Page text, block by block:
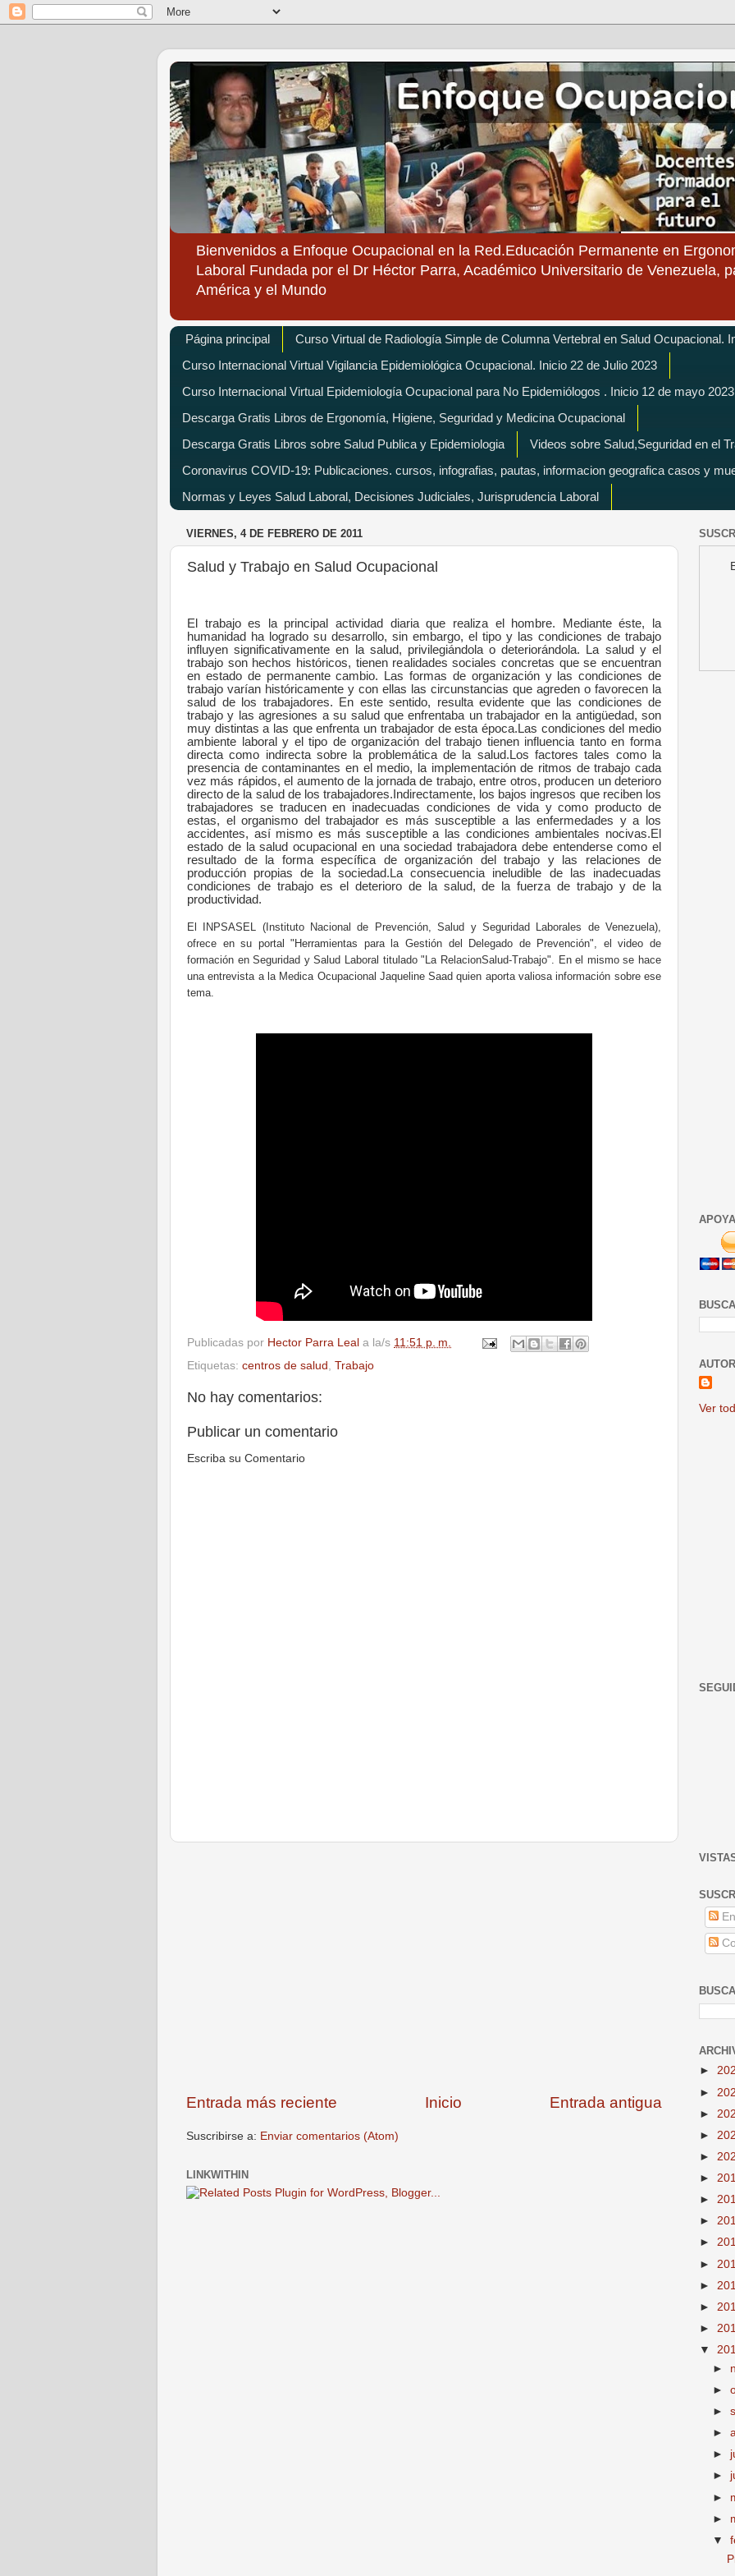
Bienvenidos a Enfoque Ocupacional en la Red.Educación Permanente en
Laboral Fundada por el Dr Héctor Parra, Académico Universitario de Venezuela,
América y el Mundo
Página principal
Curso Virtual de Radiología Simple de Columna Vertebral en Salud Ocupacional.
Curso Internacional Virtual Vigilancia Epidemiológica Ocupacional. Inicio 22 de Julio 2023
Curso Internacional Virtual Epidemiología Ocupacional para No Epidemiólogos . Inicio 12 de mayo 2023
Descarga Gratis Libros de Ergonomía, Higiene, Seguridad y Medicina Ocupacional
Descarga Gratis Libros sobre Salud Publica y Epidemiologia
Videos sobre Salud,Seguridad en el
Coronavirus COVID-19: Publicaciones. cursos, infografias, pautas, informacion geografica casos y
Normas y Leyes Salud Laboral, Decisiones Judiciales, Jurisprudencia Laboral
VIERNES, 4 DE FEBRERO DE 2011
Salud y Trabajo en Salud Ocupacional
El trabajo es la principal actividad diaria que realiza el hombre. Mediante éste, la
humanidad ha logrado su desarrollo, sin embargo, el tipo y las condiciones de trabajo
influyen significativamente en la salud, privilegiándola o deteriorándola.
La salud y el
trabajo son hechos históricos, tienen realidades sociales concretas que se encuentran
en estado de permanente cambio. Las formas de organización y las condiciones de
trabajo varían históricamente y con ellas las circunstancias que agreden o favorecen la
salud de los trabajadores. En este sentido, resulta evidente que las condiciones de
trabajo y las agresiones a su salud que enfrentaba un trabajador en la antigüedad, son
muy distintas a las que enfrenta un trabajador de esta época. Las condiciones del medio
ambiente laboral y el tipo de organización del trabajo tienen influencia tanto en forma
directa como indirecta sobre la problemática de la salud.Los factores tales como la
presencia de contaminantes en el medio, la implementación de ritmos de trabajo cada
vez más rápidos, el aumento de la jornada de trabajo, entre otros, producen un deterioro
directo de la salud de los trabajadores.Indirectamente, los bajos ingresos que reciben los
trabajadores se traducen en inadecuadas condiciones de vida y como producto de
estas, el organismo del trabajador es más susceptible a las enfermedades y a los
accidentes, así mismo es más susceptible a las condiciones ambientales nocivas.El
estado de la salud ocupacional en una sociedad trabajadora debe entenderse como el
resultado de la forma específica de organización del trabajo y las relaciones de
producción propias de la sociedad.La consecuencia ineludible de las inadecuadas
condiciones de trabajo es el deterioro de la salud, de la fuerza de trabajo y de la
productividad.
El INPSASEL (Instituto Nacional de Prevención, Salud y Seguridad Laborales de Venezuela),
ofrece en su portal "Herramientas para la Gestión del Delegado de Prevención", el video de
formación en Seguridad y Salud Laboral titulado "La RelacionSalud-Trabajo". En el mismo se hace
una entrevista a la Medica Ocupacional Jaqueline Saad quien aporta valiosa información sobre ese
tema.
Publicadas por Hector Parra Leal a la/s 11:51 p. m.
Etiquetas: centros de salud , Trabajo
No hay comentarios:
Publicar un comentario
Escriba su Comentario
Entrada más reciente Entrada antigua
Inicio
Suscribirse a: Enviar comentarios (Atom)
LINKWITHIN
Ver
►
►
►
►
►
►
►
►
►
►
►
►
►
▼
►
►
►
►
►
►
►
►
▼